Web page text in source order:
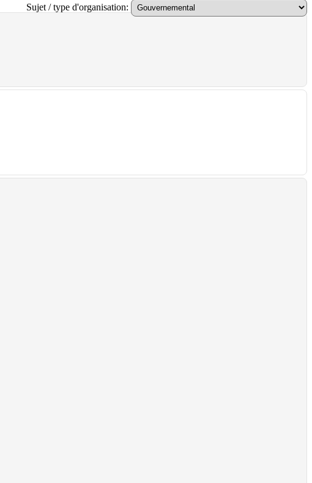
Sujet / type d'organisation: